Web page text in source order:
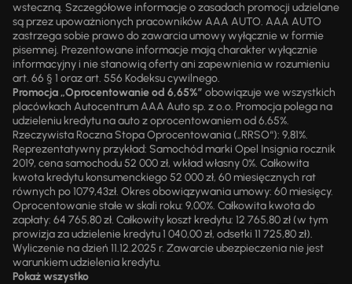
wsteczną. Szczegółowe informacje o zasadach promocji udzielane
są przez upoważnionych pracowników AAA AUTO. AAA AUTO
zastrzega sobie prawo do zawarcia umowy wyłącznie w formie
pisemnej. Prezentowane informacje mają charakter wyłącznie
informacyjny i nie stanowią oferty ani zapewnienia w rozumieniu
art. 66 § 1 oraz art. 556 Kodeksu cywilnego.
Promocja „Oprocentowanie od 6,65%” obowiązuje we wszystkich
placówkach Autocentrum AAA Auto sp. z o.o. Promocja polega na
udzieleniu kredytu na auto z oprocentowaniem od 6,65%.
Rzeczywista Roczna Stopa Oprocentowania („RRSO“): 9,81%.
Reprezentatywny przykład: Samochód marki Opel Insignia rocznik
2019, cena samochodu 52 000 zł, wkład własny 0%. Całkowita
kwota kredytu konsumenckiego 52 000 zł, 60 miesięcznych rat
równych po 1079,43zł. Okres obowiązywania umowy: 60 miesięcy.
Oprocentowanie stałe w skali roku: 9,00%. Całkowita kwota do
zapłaty: 64 765,80 zł. Całkowity koszt kredytu: 12 765,80 zł (w tym
prowizja za udzielenie kredytu 1 040,00 zł, odsetki 11 725,80 zł).
Wyliczenie na dzień 11.12.2025 r. Zawarcie ubezpieczenia nie jest
warunkiem udzielenia kredytu.
Pokaż wszystko